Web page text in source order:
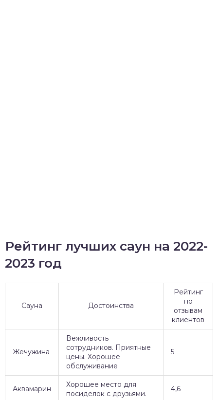
Рейтинг лучших саун на 2022-
2023 год
Сауна Достоинства
Рейтинг
по
отзывам
клиентов
Жечужина
Вежливость
сотрудников. Приятные
цены. Хорошее
обслуживание
5
Аквамарин
Хорошее место для
посиделок с друзьями.
4,6